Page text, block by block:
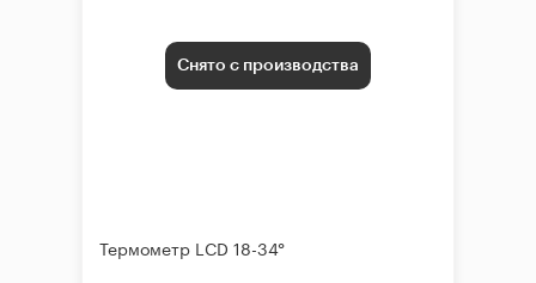
Снято с производства
Термометр LCD 18-34°